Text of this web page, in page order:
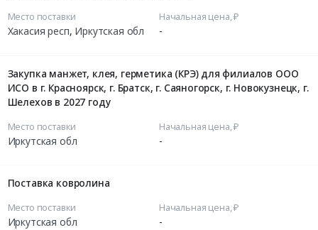
Место поставки
Хакасия респ, Иркутская обл
Начальная цена, ₽
-
Закупка манжет, клея, герметика (КРЭ) для филиалов ООО
ИСО в г. Красноярск, г. Братск, г. Саяногорск, г. Новокузнецк, г.
Шелехов в 2027 году
Место поставки
Иркутская обл
Начальная цена, ₽
-
Поставка ковролина
Место поставки
Иркутская обл
Начальная цена, ₽
-